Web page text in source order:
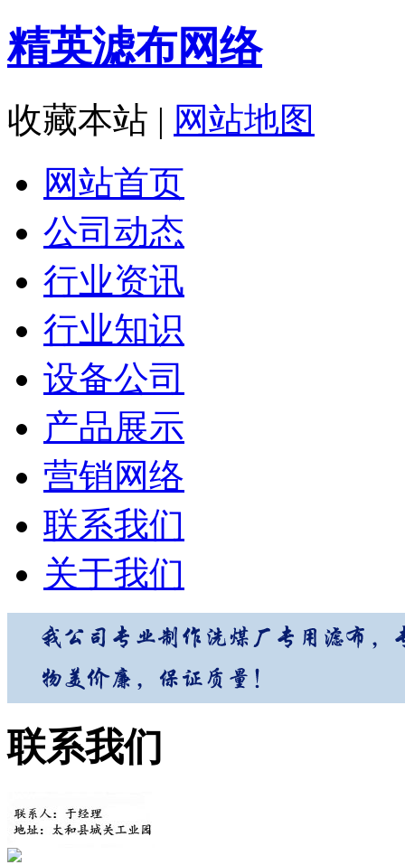
精英滤布网络
收藏本站 | 网站地图
网站首页
公司动态
行业资讯
行业知识
设备公司
产品展示
营销网络
联系我们
关于我们
联系我们